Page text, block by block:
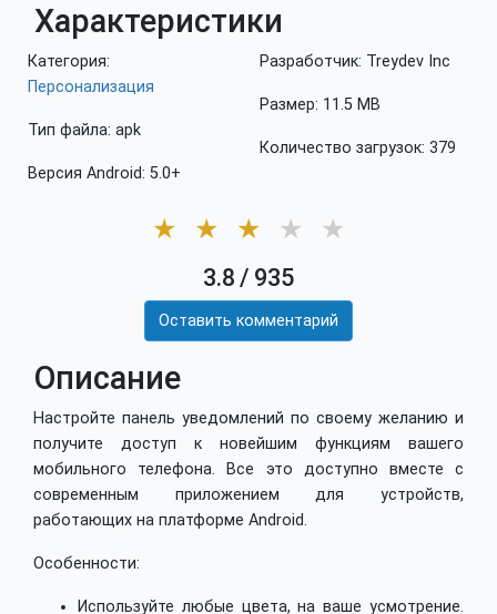
Характеристики
Категория:
Персонализация
Тип файла: apk
Версия Android: 5.0+
Разработчик: Treydev Inc
Размер: 11.5 MB
Количество загрузок: 379
★ ★ ★ ★ ★
3.8 / 935
Оставить комментарий
Описание
Настройте панель уведомлений по своему желанию и
получите доступ к новейшим функциям вашего
мобильного телефона. Все это доступно вместе с
современным приложением для устройств,
работающих на платформе Android.
Особенности:
Используйте любые цвета, на ваше усмотрение.